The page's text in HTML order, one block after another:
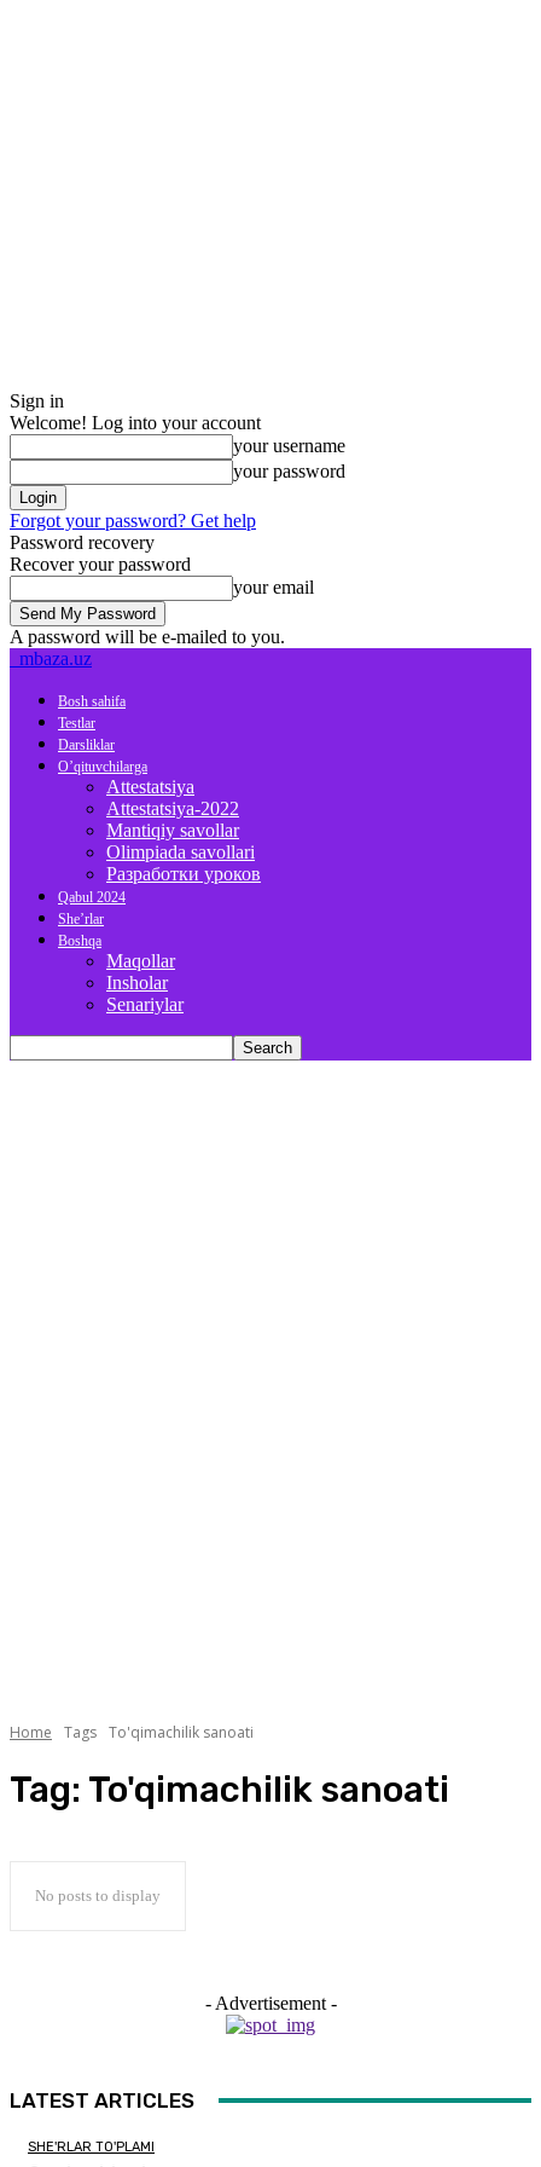
Sign in
Welcome! Log into your account
your username
your password
Forgot your password? Get help
Password recovery
Recover your password
your email
A password will be e-mailed to you.
mbaza.uz
Bosh sahifa
Testlar
Darsliklar
O’qituvchilarga
Attestatsiya
Attestatsiya-2022
Mantiqiy savollar
Olimpiada savollari
Разработки уроков
Qabul 2024
She’rlar
Boshqa
Maqollar
Insholar
Senariylar
Home Tags To'qimachilik sanoati
Tag: To'qimachilik sanoati
No posts to display
- Advertisement -
LATEST ARTICLES
SHE'RLAR TO'PLAMI